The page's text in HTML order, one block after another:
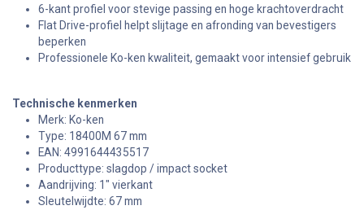
6-kant profiel voor stevige passing en hoge krachtoverdracht
Flat Drive-profiel helpt slijtage en afronding van bevestigers
beperken
Professionele Ko-ken kwaliteit, gemaakt voor intensief gebruik
Technische kenmerken
Merk: Ko-ken
Type: 18400M 67 mm
EAN: 4991644435517
Producttype: slagdop / impact socket
Aandrijving: 1" vierkant
Sleutelwijdte: 67 mm